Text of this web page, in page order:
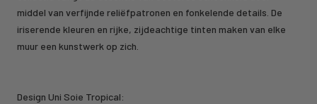
middel van verfijnde reliëfpatronen en fonkelende details. De
iriserende kleuren en rijke, zijdeachtige tinten maken van elke
muur een kunstwerk op zich.
Design Uni Soie Tropical: